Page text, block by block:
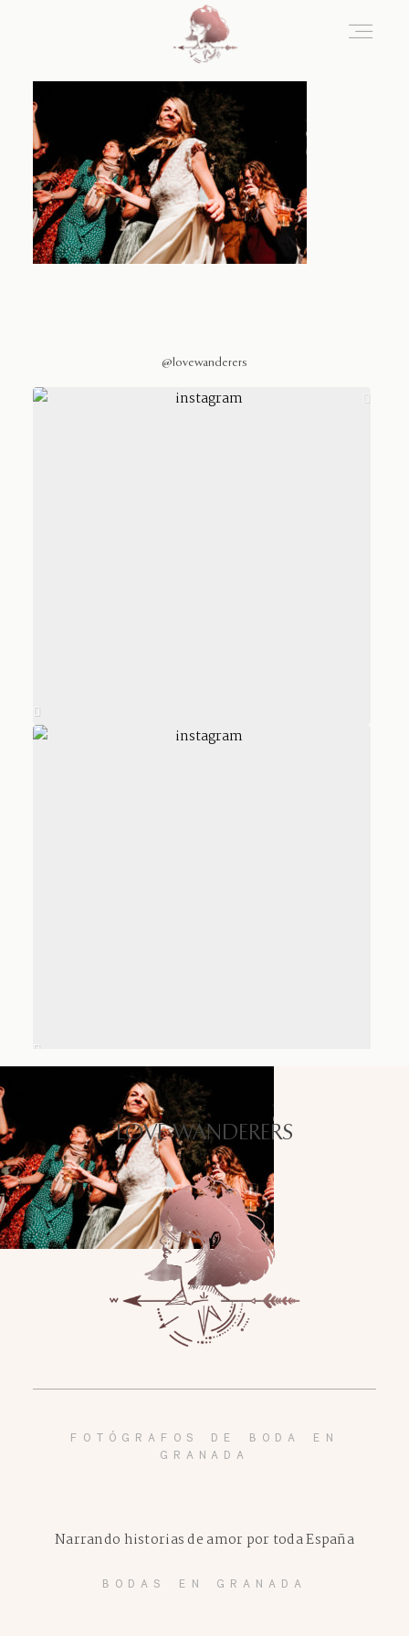
@lovewanderers
LOVE WANDERERS
FOTÓGRAFOS DE BODA EN
GRANADA
BODAS EN GRANADA
Narrando historias de amor por toda España
Home
Blog
Sobre Nosotros